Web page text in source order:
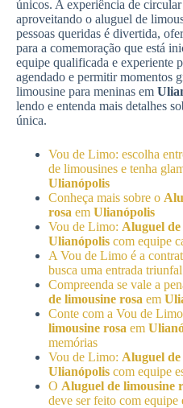
únicos. A experiência de
aproveitando o aluguel de
pessoas queridas é divertida,
para a comemoração que está
equipe qualificada e experiente
agendado e permitir momentos
limousine para meninas em
lendo e entenda mais detalhes
única.
Vou de Limo: escolha
de limousines e tenha
Ulianópolis
Conheça mais sobre o
rosa em Ulianópolis
Vou de Limo: Aluguel
Ulianópolis com equipe
A Vou de Limo é a
busca uma entrada triunfal
Compreenda se vale a
de limousine rosa em
Conte com a Vou de
limousine rosa em
memórias
Vou de Limo: Aluguel
Ulianópolis com equipe
O Aluguel de limousine
deve ser feito com equipe